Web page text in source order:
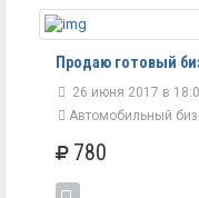
Продаю готовый
26 июня 2017 в
Автомобильный
780